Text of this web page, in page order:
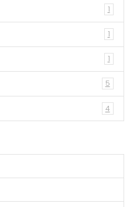
1
1
1
5
4